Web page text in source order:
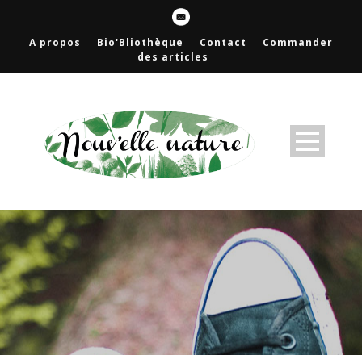
A propos Bio'Bliothèque Contact
Commander
des articles